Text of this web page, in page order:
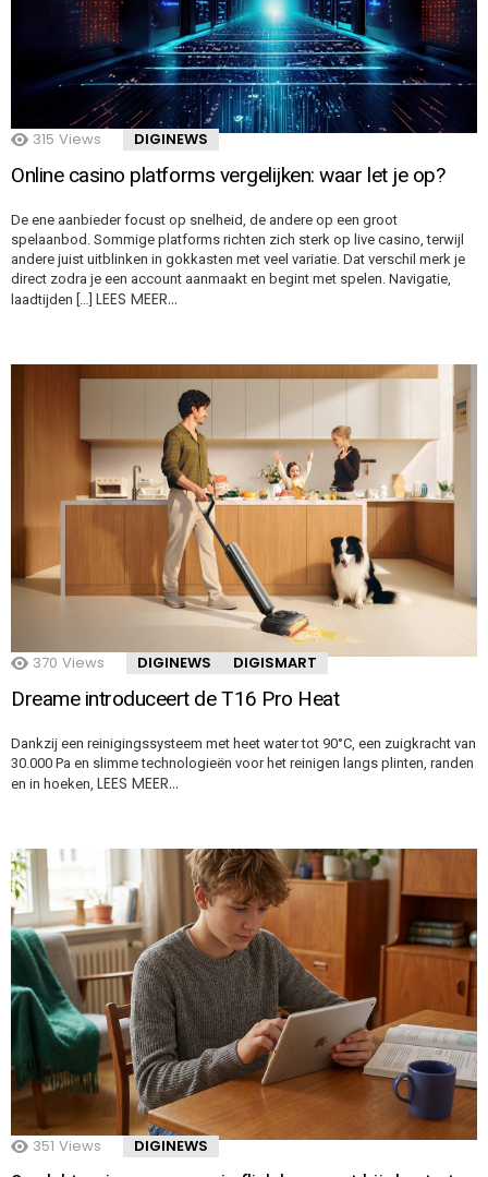
315 Views DIGINEWS
Online casino platforms vergelijken: waar let je op?
De ene aanbieder focust op snelheid, de andere op een groot
spelaanbod. Sommige platforms richten zich sterk op live casino, terwijl
andere juist uitblinken in gokkasten met veel variatie. Dat verschil merk je
direct zodra je een account aanmaakt en begint met spelen. Navigatie,
laadtijden […] LEES MEER…
370 Views DIGINEWS DIGISMART
Dreame introduceert de T16 Pro Heat
Dankzij een reinigingssysteem met heet water tot 90°C, een zuigkracht van
30.000 Pa en slimme technologieën voor het reinigen langs plinten, randen
en in hoeken, LEES MEER…
351 Views DIGINEWS